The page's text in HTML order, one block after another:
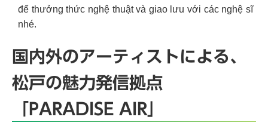
để thưởng thức nghệ thuật và giao lưu với các nghệ sĩ
国内外のアーティストによる、
松戸の魅力発信拠点
「PARADISE AIR」